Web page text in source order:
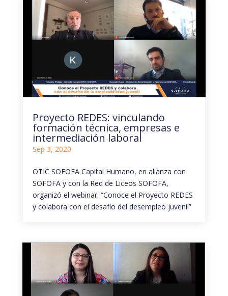
Proyecto REDES: vinculando
formación técnica, empresas e
intermediación laboral
Sep 3, 2020
OTIC SOFOFA Capital Humano, en alianza con
SOFOFA y con la Red de Liceos SOFOFA,
organizó el webinar: “Conoce el Proyecto REDES
y colabora con el desafío del desempleo juvenil”